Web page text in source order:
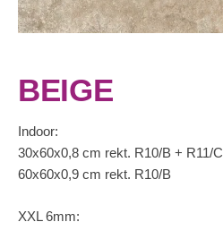
BEIGE
Indoor:
30x60x0,8 cm rekt. R10/B + R11/C
60x60x0,9 cm rekt. R10/B
XXL 6mm: